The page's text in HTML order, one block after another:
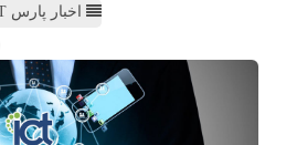
اخبار پارس ICT